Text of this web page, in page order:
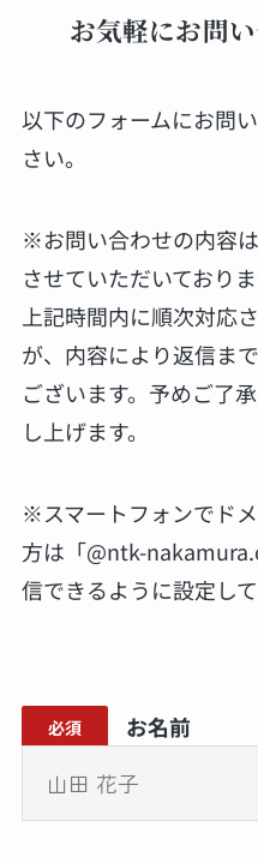
お気軽にお問
以下のフォームにお問
さい。
※お問い合わせの内容
させていただいておりま
上記時間内に順次対応
が、内容により返信ま
ございます。予めご了
し上げます。
※スマートフォンでド
方は「@ntk-
信できるように設定して
必須 お名前